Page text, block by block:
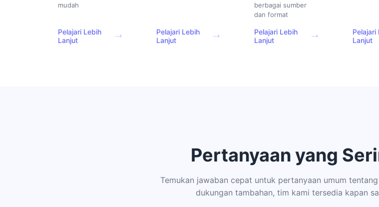
mudah
Pelajari Lebih
Lanjut
Pelajari Lebih
Lanjut
berbagai sumber
dan format
Pelajari Lebih
Lanjut
Pelajari
Lanjut
Pertanyaan yang
Temukan jawaban cepat untuk pertanyaan umum
dukungan tambahan, tim kami tersedia kapan